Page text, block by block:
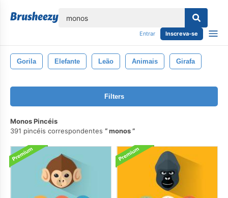
Entrar Inscreva-se
Gorila Elefante Leão Animais Girafa
Filters
Monos Pincéis
391 pincéis correspondentes
monos